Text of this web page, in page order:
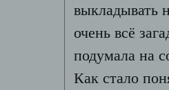
выкладывать
очень всё
подумала на
Как стало